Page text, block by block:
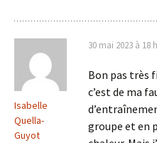
Isabelle
Quella-
Guyot
30 mai 2023 à 18
Bon pas très
c’est de ma
groupe et en